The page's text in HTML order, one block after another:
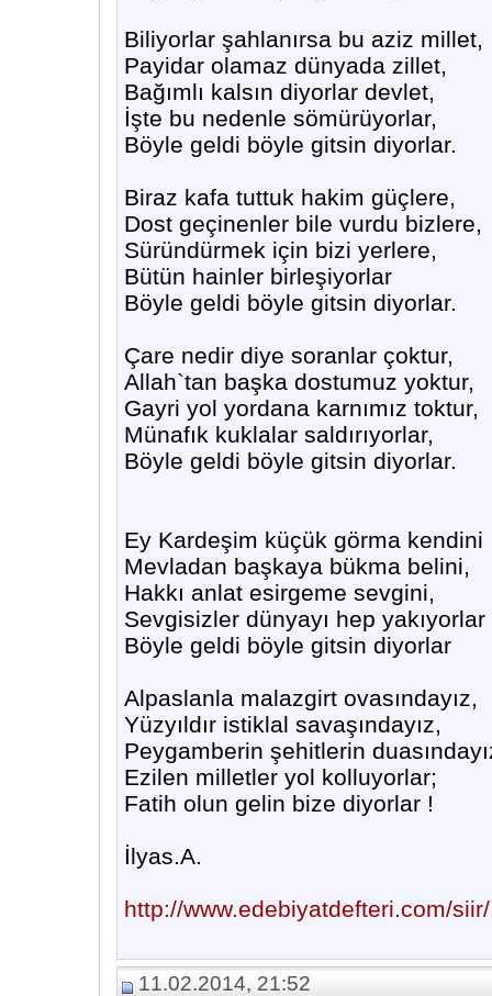
Biliyorlar şahlanırsa bu aziz millet,
Payidar olamaz dünyada zillet,
Bağımlı kalsın diyorlar devlet,
İşte bu nedenle sömürüyorlar,
Böyle geldi böyle gitsin diyorlar.
Biraz kafa tuttuk hakim güçlere,
Dost geçinenler bile vurdu bizlere,
Süründürmek için bizi yerlere,
Bütün hainler birleşiyorlar
Böyle geldi böyle gitsin diyorlar.
Çare nedir diye soranlar çoktur,
Allah`tan başka dostumuz yoktur,
Gayri yol yordana karnımız toktur,
Münafık kuklalar saldırıyorlar,
Böyle geldi böyle gitsin diyorlar.
Ey Kardeşim küçük görma kendini
Mevladan başkaya bükma belini,
Hakkı anlat esirgeme sevgini,
Sevgisizler dünyayı hep yakıyorlar
Böyle geldi böyle gitsin diyorlar
Alpaslanla malazgirt ovasındayız,
Yüzyıldır istiklal savaşındayız,
Peygamberin şehitlerin
Ezilen milletler yol kolluyorlar;
Fatih olun gelin bize diyorlar !
İlyas.A.
http://www.edebiyatdefteri.com/
11.02.2014, 21:52